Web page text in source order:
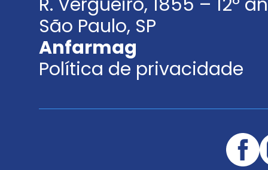
São Paulo, SP
Anfarmag
Política de privacidade